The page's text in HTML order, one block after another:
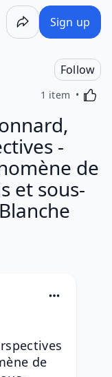
Sign up
Follow
1 item
-
de
et sous-
de